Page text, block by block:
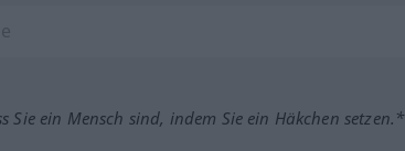
Sie ein Mensch sind, indem Sie ein Häkchen setzen.*